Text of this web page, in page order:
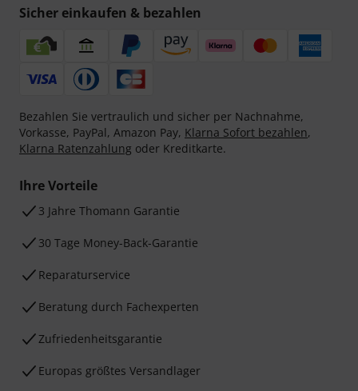
Sicher einkaufen & bezahlen
Bezahlen Sie vertraulich und sicher per Nachnahme,
Vorkasse, PayPal, Amazon Pay, Klarna Sofort bezahlen,
Klarna Ratenzahlung oder Kreditkarte.
Ihre Vorteile
3 Jahre Thomann Garantie
30 Tage Money-Back-Garantie
Reparaturservice
Beratung durch Fachexperten
Zufriedenheitsgarantie
Europas größtes Versandlager